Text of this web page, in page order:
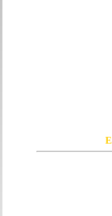
mensonge
bouche et de